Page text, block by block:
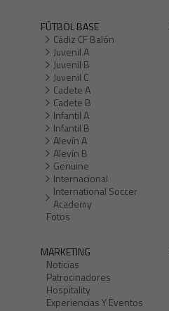
FÚTBOL BASE
Cádiz CF Balón
Juvenil A
Juvenil B
Juvenil C
Cadete A
Cadete B
Infantil A
Infantil B
Alevín A
Alevín B
Genuine
Internacional
International Soccer
Academy
Fotos
MARKETING
Noticias
Patrocinadores
Hospitality
Experiencias Y Eventos